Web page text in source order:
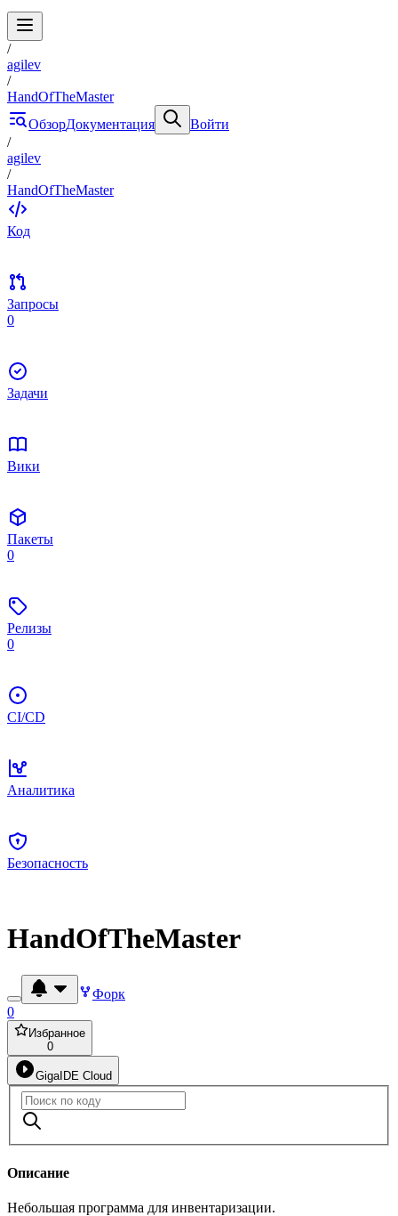
/
agilev
/
HandOfTheMaster
ОбзорДокументация
Войти
/
agilev
/
HandOfTheMaster
Код
Запросы
0
Задачи
Вики
Пакеты
0
Релизы
0
CI/CD
Аналитика
Безопасность
HandOfTheMaster
Форк
0
Избранное
0
GigaIDE Cloud
Описание
Небольшая программа для инвентаризации.